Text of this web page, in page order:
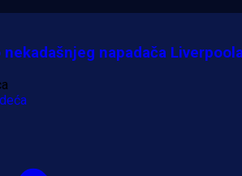
nekadašnjeg napadača